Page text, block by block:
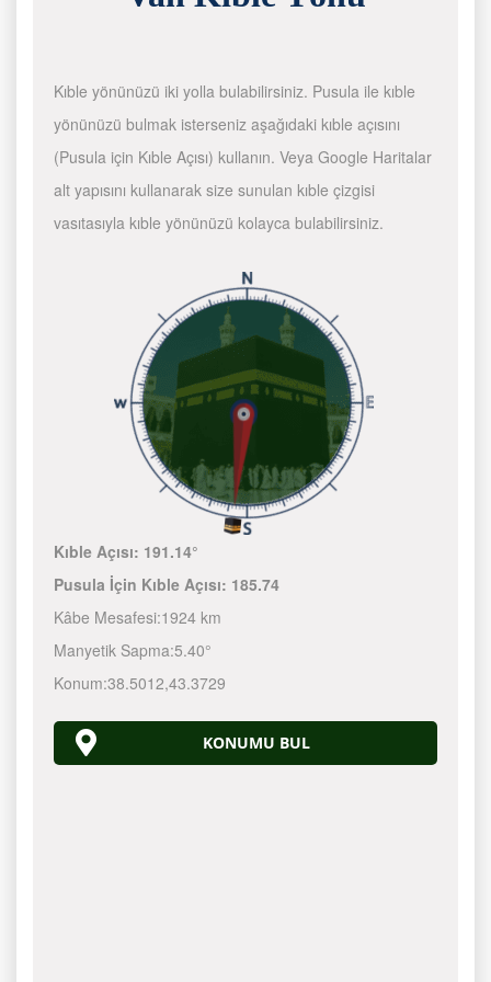
Kıble yönünüzü iki yolla bulabilirsiniz. Pusula ile kıble
yönünüzü bulmak isterseniz aşağıdaki kıble açısını
(Pusula için Kıble Açısı) kullanın. Veya Google Haritalar
alt yapısını kullanarak size sunulan kıble çizgisi
vasıtasıyla kıble yönünüzü kolayca bulabilirsiniz.
Kıble Açısı: 191.14°
Pusula İçin Kıble Açısı: 185.74
Kâbe Mesafesi:1924 km
Manyetik Sapma:5.40°
Konum:38.5012,43.3729
KONUMU BUL